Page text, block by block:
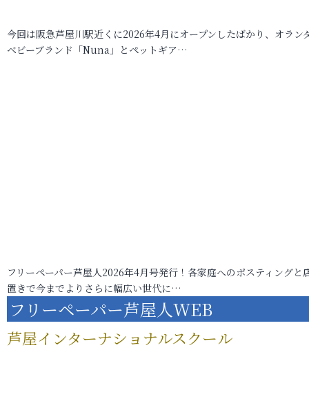
今回は阪急芦屋川駅近くに2026年4月にオープンしたばかり、オラン
ベビーブランド「Nuna」とペットギア…
フリーペーパー芦屋人2026年4月号発行！各家庭へのポスティングと
置きで今までよりさらに幅広い世代に…
フリーペーパー芦屋人WEB
芦屋インターナショナルスクール